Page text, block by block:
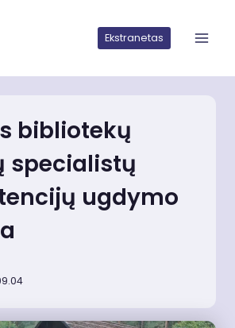
Ekstranetas
bibliotekų
specialistų
ugdymo